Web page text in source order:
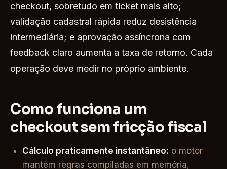
checkout, sobretudo em ticket mais alto;
validação cadastral rápida reduz desistência
intermediária; e aprovação assíncrona com
feedback claro aumenta a taxa de retorno. Cada
operação deve medir no próprio ambiente.
Como funciona um
checkout sem fricção fiscal
Cálculo praticamente instantâneo: o motor
mantém regras compiladas em memória,